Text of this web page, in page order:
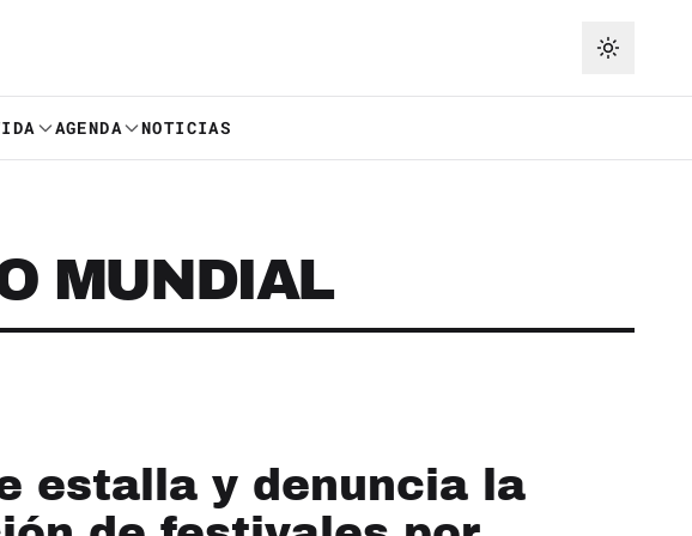
AGENDA NOTICIAS
MUNDIAL
estalla y denuncia la